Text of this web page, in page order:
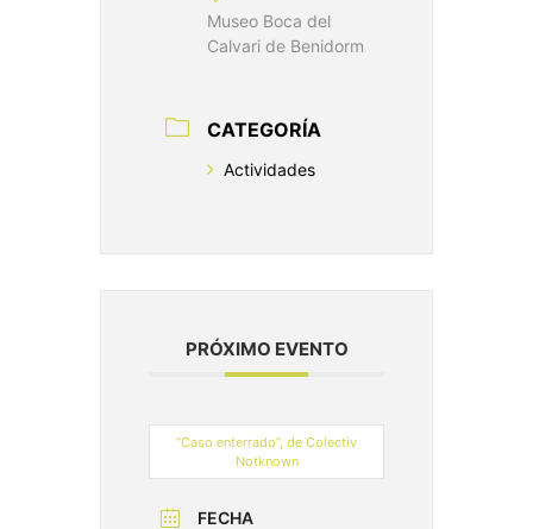
Museo Boca del
Calvari de Benidorm
CATEGORÍA
Actividades
PRÓXIMO EVENTO
“Caso enterrado”, de Colectiv
Notknown
FECHA